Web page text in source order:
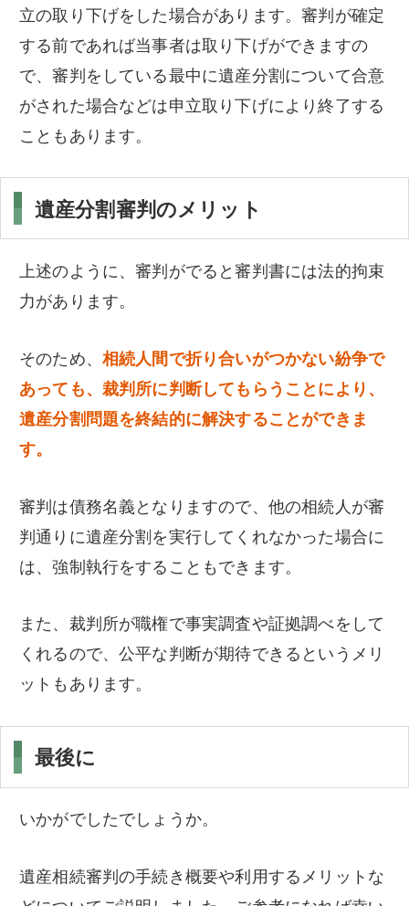
立の取り下げをした場合があります。審判が確定
する前であれば当事者は取り下げができますの
で、審判をしている最中に遺産分割について合意
がされた場合などは申立取り下げにより終了する
こともあります。
遺産分割審判のメリット
上述のように、審判がでると審判書には法的拘束
力があります。
そのため、 相続人間で折り合いがつかない紛争で
あっても、裁判所に判断してもらうことにより、
遺産分割問題を終結的に解決することができま
す。
審判は債務名義となりますので、他の相続人が審
判通りに遺産分割を実行してくれなかった場合に
は、強制執行をすることもできます。
また、裁判所が職権で事実調査や証拠調べをして
くれるので、公平な判断が期待できるというメリ
ットもあります。
最後に
いかがでしたでしょうか。
遺産相続審判の手続き概要や利用するメリットな